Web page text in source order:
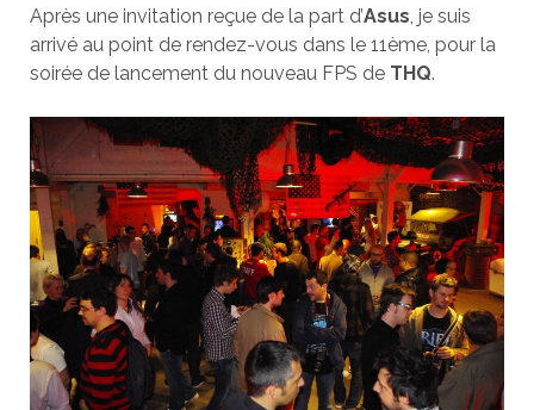
Après une invitation reçue de la part d’Asus, je suis
arrivé au point de rendez-vous dans le 11ème, pour la
soirée de lancement du nouveau FPS de THQ.